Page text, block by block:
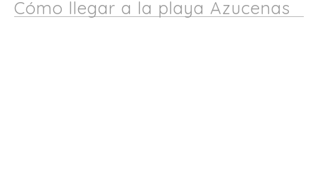
Cómo llegar a la playa Azucenas